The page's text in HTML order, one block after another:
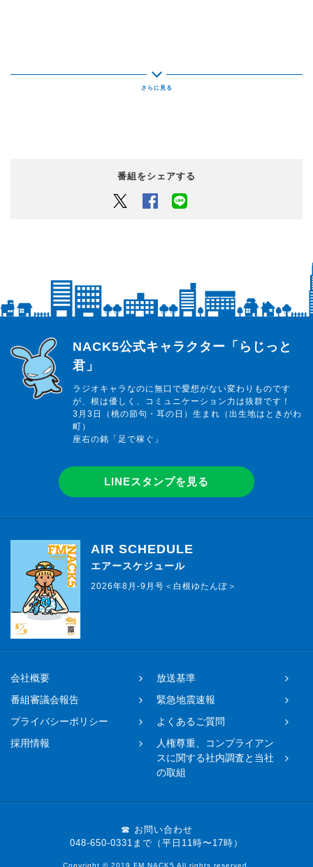
番組をシェアする
Twitter Facebook
らじっと君
NACK5公式キャラクター「らじっと
君」
ラジオキャラなのに無口で愛想がない変わりものです
が、根は優しく、コミュニケーション力は抜群です！
3月3日（桃の節句・耳の日）生まれ（出生地はときがわ
町）
座右の銘「足で稼ぐ」
LINEスタンプを見る
AIR SCHEDULE
エアースケジュール
2026年8月-9月号＜白根ゆたんぽ＞
会社概要
放送基準
番組審議会報告
緊急地震速報
プライバシーポリシー
よくあるご質問
採用情報
人権尊重、コンプライアン
スに関する社内調査と当社
の取組
☎ お問い合わせ
048-650-0331まで（平日11時〜17時）
Copyright © 2019 FM NACK5 All rights reserved.